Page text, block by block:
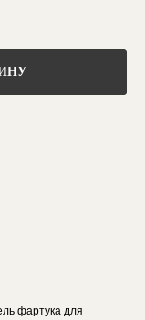
фартука для